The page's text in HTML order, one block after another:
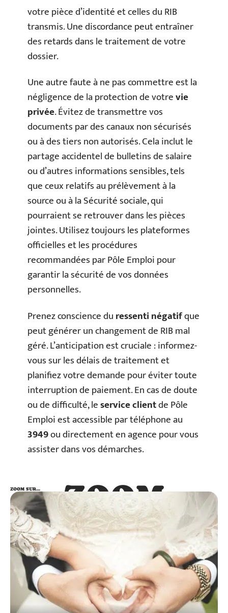
votre pièce d’identité et celles du RIB
transmis. Une discordance peut entraîner
des retards dans le traitement de votre
dossier.
Une autre faute à ne pas commettre est la
négligence de la protection de votrevie
privée. Évitez de transmettre vos
documents par des canaux non sécurisés
ou à des tiers non autorisés. Cela inclut le
partage accidentel de bulletins de salaire
ou d’autres informations sensibles, tels
que ceux relatifs au prélèvement à la
source ou à la Sécurité sociale, qui
pourraient se retrouver dans les pièces
jointes. Utilisez toujours les plateformes
officielles et les procédures
recommandées par Pôle Emploi pour
garantir la sécurité de vos données
personnelles.
Prenez conscience duressenti négatifque
peut générer un changement de RIB mal
géré. L’anticipation est cruciale : informez-
vous sur les délais de traitement et
planifiez votre demande pour éviter toute
interruption de paiement. En cas de doute
ou de difficulté, leservice clientde Pôle
Emploi est accessible par téléphone au
3949ou directement en agence pour vous
assister dans vos démarches.
ZOOM
SUR…
ZOOM SUR…